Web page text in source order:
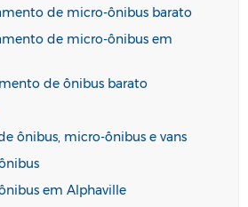
de micro-ônibus barato
de micro-ônibus em
de ônibus barato
ônibus, micro-ônibus e vans
em Alphaville